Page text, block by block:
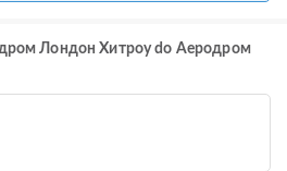
Лондон Хитроу do Аеродром